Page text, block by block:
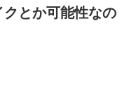
とか可能性なの